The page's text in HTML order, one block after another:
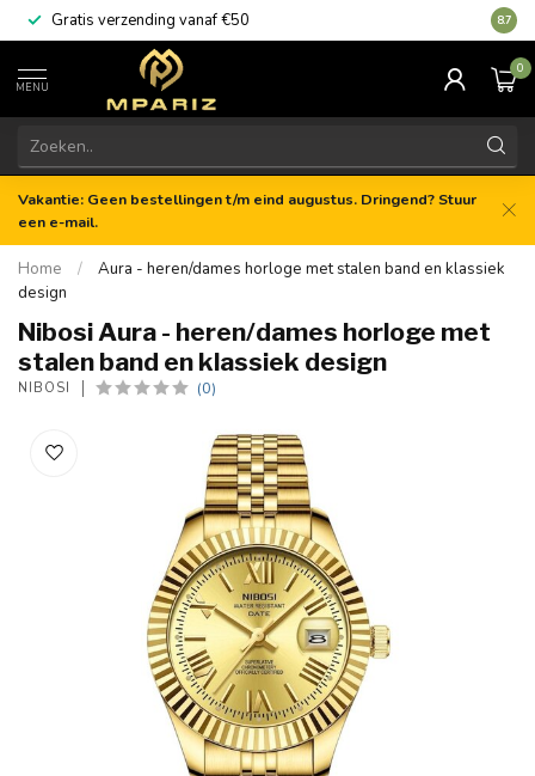
Gratis verzending vanaf €50 8.7
MENU
0
Vakantie: Geen bestellingen t/m eind augustus. Dringend? Stuur
een e-mail.
Home /
Aura - heren/dames horloge met stalen band en klassiek
design
Nibosi Aura - heren/dames horloge met
stalen band en klassiek design
NIBOSI (0)